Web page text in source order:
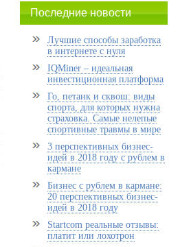
Последние новости
Лучшие способы заработка
в интернете с нуля
IQMiner – идеальная
инвестиционная платформа
Го, петанк и сквош: виды
спорта, для которых нужна
страховка. Самые нелепые
спортивные травмы в мире
3 перспективных бизнес-
идей в 2018 году с рублем в
кармане
Бизнес с рублем в кармане:
20 перспективных бизнес-
идей в 2018 году
Startcom реальные отзывы:
платит или лохотрон